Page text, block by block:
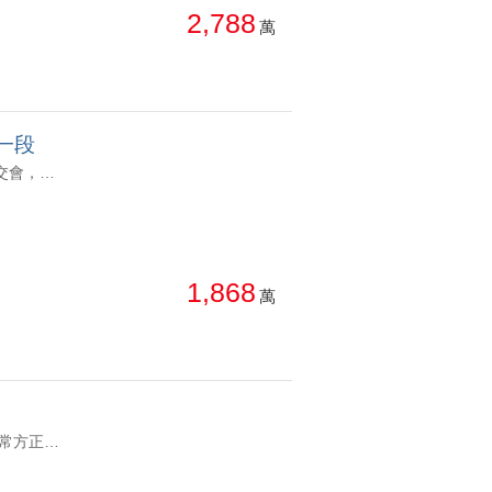
2,788 萬
段
1,868 萬